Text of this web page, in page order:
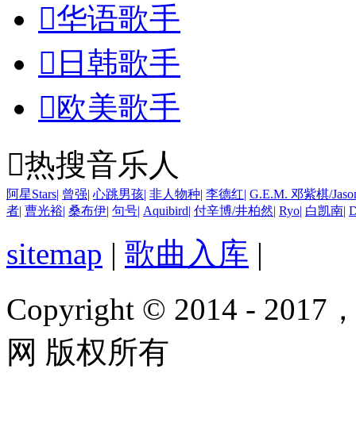
华语歌手
 日韩歌手
欧美歌手
热搜音乐人
阿星Stars| 曾强| 心跳男孩| 非人物种| 李德红| G.E.M. 邓紫棋/
者| 曹光裕| 桑布伊| 句号| Aquibird| 付辛博/井柏然| Ryo| 白凯南|
sitemap | 歌曲入库 |
Copyright © 2014 - 2017
网 版权所有